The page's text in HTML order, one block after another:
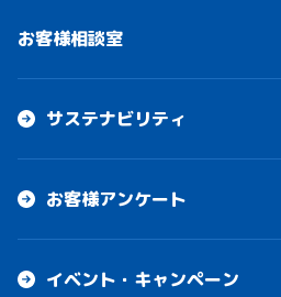
お客様相談室
サステナビリティ
お客様アンケート
イベント・キャンペーン